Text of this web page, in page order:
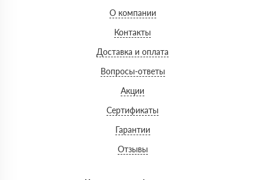
О компании
Контакты
Доставка и оплата
Вопросы-ответы
Акции
Сертификаты
Гарантии
Отзывы